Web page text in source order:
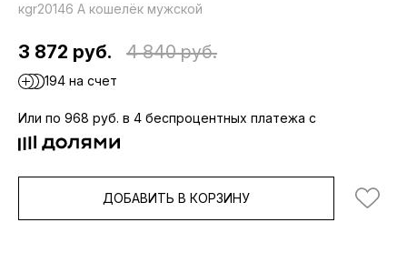
кgr20146 A кошелёк мужской
3 872 руб. 4 840 руб.
194 на счет
Или по 968 руб. в 4 беспроцентных платежа с
ДОБАВИТЬ В КОРЗИНУ